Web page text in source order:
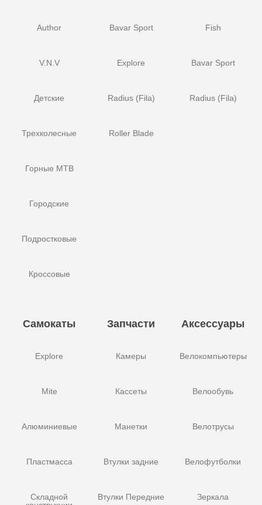
Author
V.N.V
Детские
Трехколесные
Горные MTB
Городские
Подростковые
Кроссовые
Bavar Sport
Explore
Radius (Fila)
Roller Blade
Fish
Bavar Sport
Radius (Fila)
Самокаты
Explore
Mite
Алюминиевые
Пластмасса
Складной
Запчасти
Камеры
Кассеты
Манетки
Втулки задние
Втулки Передние
Аксессуары
Велокомпьютеры
Велообувь
Велотрусы
Велофутболки
Зеркала